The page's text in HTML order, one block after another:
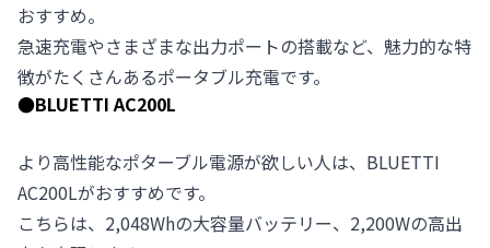
おすすめ。
急速充電やさまざまな出力ポートの搭載など、魅力的な特
徴がたくさんあるポータブル充電です。
●BLUETTI AC200L
より高性能なポターブル電源が欲しい人は、BLUETTI
AC200Lがおすすめです。
こちらは、2,048Whの大容量バッテリー、2,200Wの高出